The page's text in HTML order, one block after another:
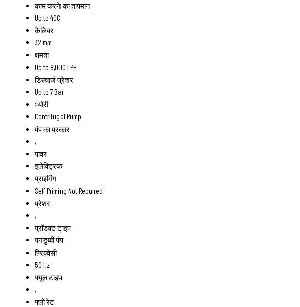
काम करने का तापमान
Up to 40C
कैलिबर
32 mm
क्षमता
Up to 8,000 LPH
डिस्चार्ज प्रेशर
Up to 7 Bar
थ्योरी
Centrifugal Pump
पंप का प्रकार
,
पावर
इलेक्ट्रिक
प्राइमिंग
Self Priming Not Required
प्रेशर
,
प्रॉडक्ट टाइप
पनडुब्बी पंप
फ़्रिक्वेंसी
50 Hz
फ्यूल टाइप
,
फ्लो रेट